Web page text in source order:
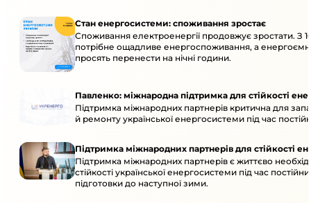
Стан енергосистеми: споживання зростає
Споживання електроенергії продовжує зростати. З
потрібне ощадливе енергоспоживання, а
просять перенести на нічні години.
Павленко: міжнародна підтримка для стійкості
Підтримка міжнародних партнерів критична для
й ремонту української енергосистеми під час
Підтримка міжнародних партнерів для стійкості
Підтримка міжнародних партнерів є життєво
стійкості української енергосистеми під час
підготовки до наступної зими.